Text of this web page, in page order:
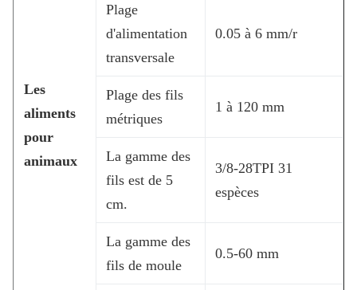
Les
aliments
pour
animaux
Plage
d'alimentation
transversale
0.05 à 6 mm/r
Plage des fils
métriques
1 à 120 mm
La gamme des
fils est de 5
cm.
3/8-28TPI 31
espèces
La gamme des
fils de moule
0.5-60 mm